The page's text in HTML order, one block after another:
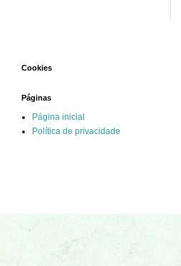
Cookies
Páginas
Página inicial
Política de privacidade